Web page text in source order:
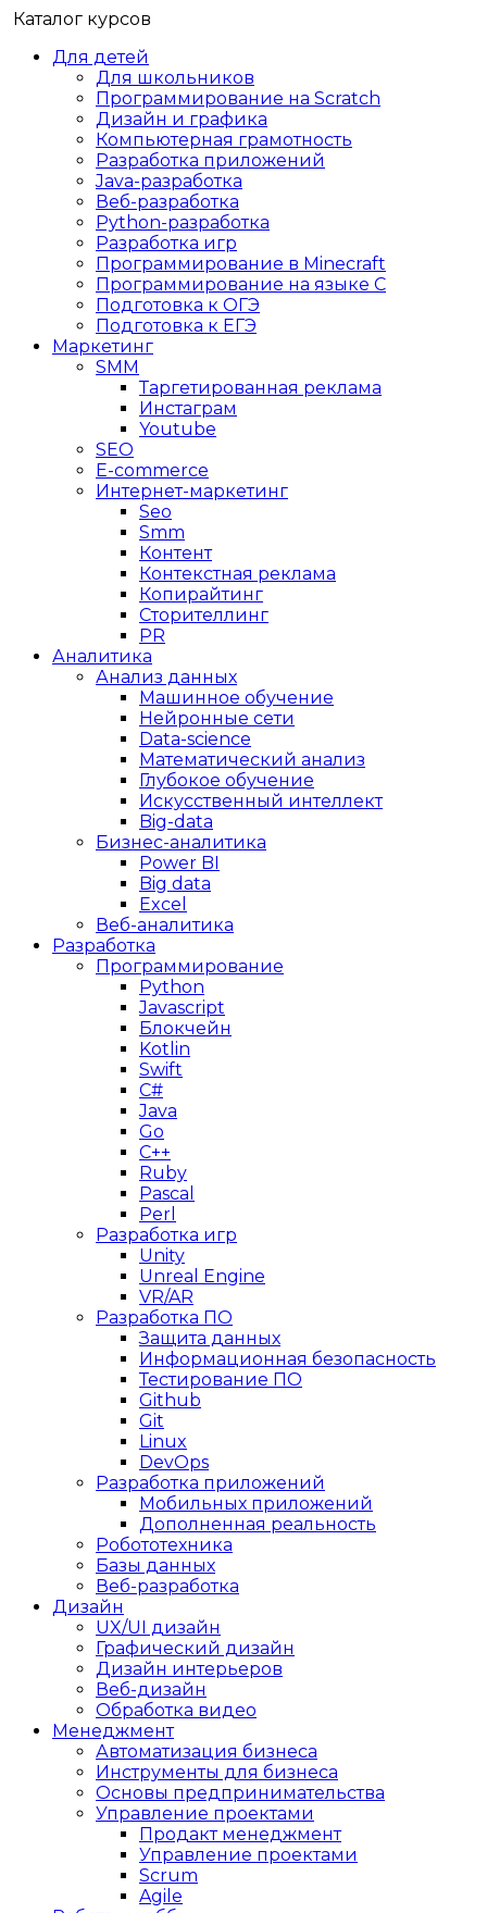
Каталог курсов
Для детей
Для школьников
Программирование на Scratch
Дизайн и графика
Компьютерная грамотность
Разработка приложений
Java-разработка
Веб-разработка
Python-разработка
Разработка игр
Программирование в Minecraft
Программирование на языке C
Подготовка к ОГЭ
Подготовка к ЕГЭ
Маркетинг
SMM
Таргетированная реклама
Инстаграм
Youtube
SEO
E-сommerce
Интернет-маркетинг
Seo
Smm
Контент
Контекстная реклама
Копирайтинг
Сторителлинг
PR
Аналитика
Анализ данных
Машинное обучение
Нейронные сети
Data-science
Математический анализ
Глубокое обучение
Искусственный интеллект
Big-data
Бизнес-аналитика
Power BI
Big data
Excel
Веб-аналитика
Разработка
Программирование
Python
Javascript
Блокчейн
Kotlin
Swift
C#
Java
Go
C++
Ruby
Pascal
Perl
Разработка игр
Unity
Unreal Engine
VR/AR
Разработка ПО
Защита данных
Информационная безопасность
Тестирование ПО
Github
Git
Linux
DevOps
Разработка приложений
Мобильных приложений
Дополненная реальность
Робототехника
Базы данных
Веб-разработка
Дизайн
UX/UI дизайн
Графический дизайн
Дизайн интерьеров
Веб-дизайн
Обработка видео
Менеджмент
Автоматизация бизнеса
Инструменты для бизнеса
Основы предпринимательства
Управление проектами
Продакт менеджмент
Управление проектами
Scrum
Agile